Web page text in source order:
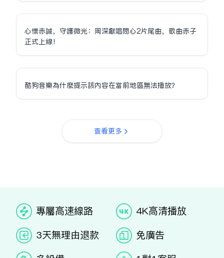
心懷赤誠，守護微光：周深獻唱問心2片尾曲，歌曲赤子
正式上線！
酷狗音樂為什麼提示該內容在當前地區無法播放？
查看更多
专属高速线路
4K高清播放
3天无理由退款
免广告